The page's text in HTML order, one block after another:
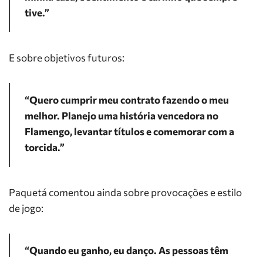
tive.”
E sobre objetivos futuros:
“Quero cumprir meu contrato fazendo o meu
melhor. Planejo uma história vencedora no
Flamengo, levantar títulos e comemorar com a
torcida.”
Paquetá comentou ainda sobre provocações e estilo
de jogo:
“Quando eu ganho, eu danço. As pessoas têm